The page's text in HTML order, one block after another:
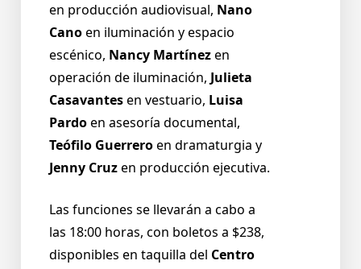
en producción audiovisual, Nano
Canoen iluminación y espacio
escénico, Nancy Martínezen
operación de iluminación, Julieta
Casavantesen vestuario, Luisa
Pardoen asesoría documental,
Teófilo Guerreroen dramaturgia y
Jenny Cruzen producción ejecutiva.
Las funciones se llevarán a cabo a
las 18:00 horas, con boletos a $238,
disponibles en taquilla del Centro